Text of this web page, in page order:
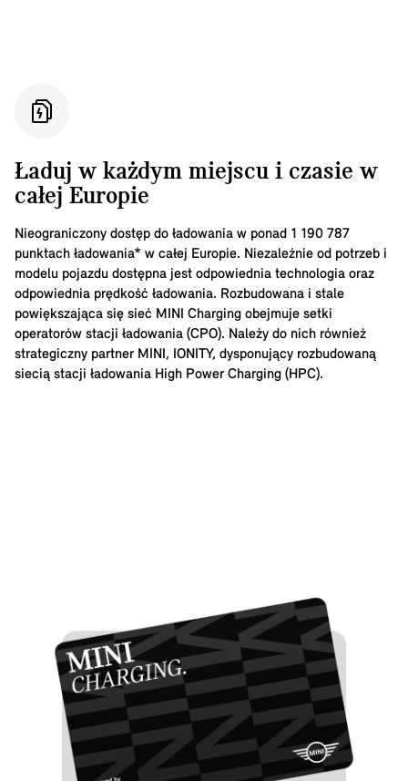
Ładuj w każdym miejscu i czasie w
całej Europie
Nieograniczony dostęp do ładowania w ponad 1 190 787
punktach ładowania* w całej Europie. Niezależnie od potrzeb i
modelu pojazdu dostępna jest odpowiednia technologia oraz
odpowiednia prędkość ładowania. Rozbudowana i stale
powiększająca się sieć MINI Charging obejmuje setki
operatorów stacji ładowania (CPO). Należy do nich również
strategiczny partner MINI, IONITY, dysponujący rozbudowaną
siecią stacji ładowania High Power Charging (HPC).